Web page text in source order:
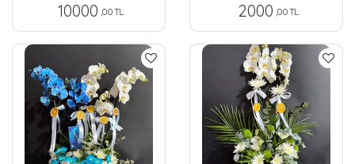
10000 ,00 TL 2000 ,00 TL